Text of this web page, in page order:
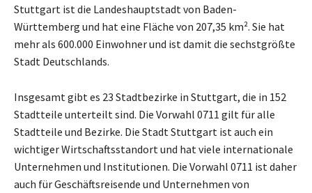
Stuttgart ist die Landeshauptstadt von Baden-
Württemberg und hat eine Fläche von 207,35 km². Sie hat
mehr als 600.000 Einwohner und ist damit die sechstgrößte
Stadt Deutschlands.
Insgesamt gibt es 23 Stadtbezirke in Stuttgart, die in 152
Stadtteile unterteilt sind. Die Vorwahl 0711 gilt für alle
Stadtteile und Bezirke. Die Stadt Stuttgart ist auch ein
wichtiger Wirtschaftsstandort und hat viele internationale
Unternehmen und Institutionen. Die Vorwahl 0711 ist daher
auch für Geschäftsreisende und Unternehmen von